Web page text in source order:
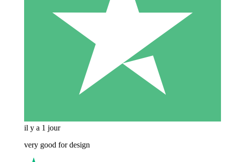
il y a 1 jour
very good for design